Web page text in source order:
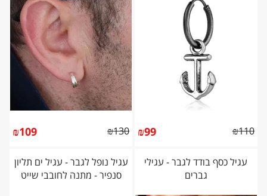
₪110
₪99
₪130
₪109
עגיל כסף בודד לגבר - עגילי
גברים
עגיל נופל לגבר - עגיל ים תליון
סנפיר - מתנה לחובבי שייט